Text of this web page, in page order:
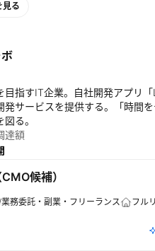
る
目指すIT企業。自社開発アプリ
サービスを提供する。「時間
る。
達額
候補）
務委託・副業・フリーランス フル